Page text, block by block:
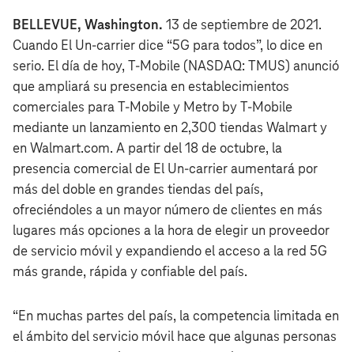
BELLEVUE, Washington. 13 de septiembre de 2021.
Cuando El Un‑carrier dice “5G para todos”, lo dice en
serio. El día de hoy, T‑Mobile (NASDAQ: TMUS) anunció
que ampliará su presencia en establecimientos
comerciales para T‑Mobile y Metro by T‑Mobile
mediante un lanzamiento en 2,300 tiendas Walmart y
en Walmart.com. A partir del 18 de octubre, la
presencia comercial de El Un‑carrier aumentará por
más del doble en grandes tiendas del país,
ofreciéndoles a un mayor número de clientes en más
lugares más opciones a la hora de elegir un proveedor
de servicio móvil y expandiendo el acceso a la red 5G
más grande, rápida y confiable del país.
“En muchas partes del país, la competencia limitada en
el ámbito del servicio móvil hace que algunas personas